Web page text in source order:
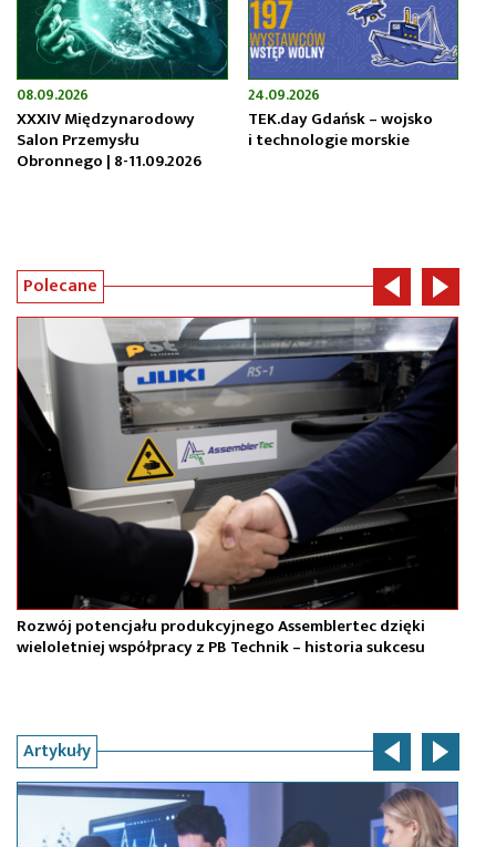
08.09.2026
XXXIV Międzynarodowy
Salon Przemysłu
Obronnego | 8-11.09.2026
24.09.2026
TEK.day Gdańsk – wojsko
i technologie morskie
Polecane
Rozwój potencjału produkcyjnego Assemblertec dzięki
wieloletniej współpracy z PB Technik – historia sukcesu
Artykuły